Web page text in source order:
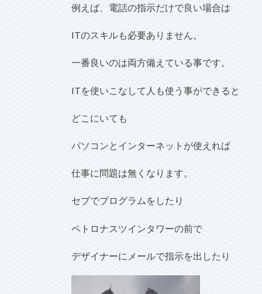
例えば、電話の指示だけで良い場合は
ITのスキルも必要ありません。
一番良いのは両方備えている事です。
ITを使いこなして人も使う事ができると
どこにいても
パソコンとインターネットが使えれば
仕事に問題は無くなります。
セブでプログラムをしたり
ペトロナスツインタワーの前で
デザイナーにメールで指示を出したり